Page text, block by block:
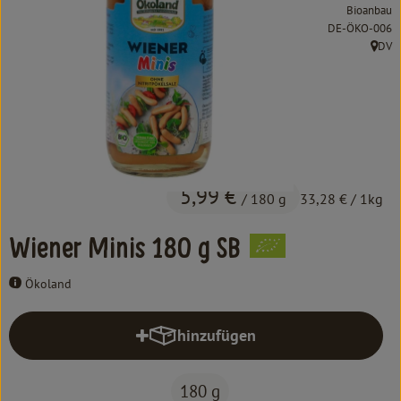
Kochen & Backen
Süß & Pikant
Erleben
Wiener Minis 180 g SB
Ökoland
5,99 € / 180 g 33,28 € / 1kg
Bioanbau
, Kontrollstelle:
DE-ÖKO-006
,DV
hinzufügen
Produkt zum Warenkorb
180 g